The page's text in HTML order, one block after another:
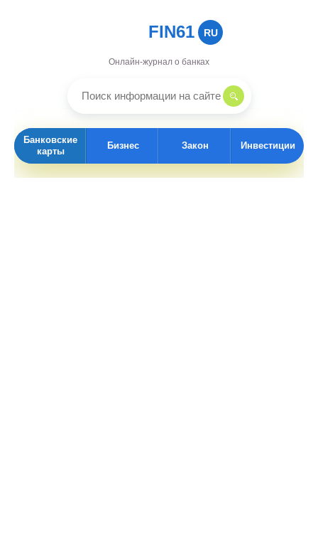
FIN61 RU
Онлайн-журнал о банках
Банковские
карты
Бизнес Закон Инвестиции